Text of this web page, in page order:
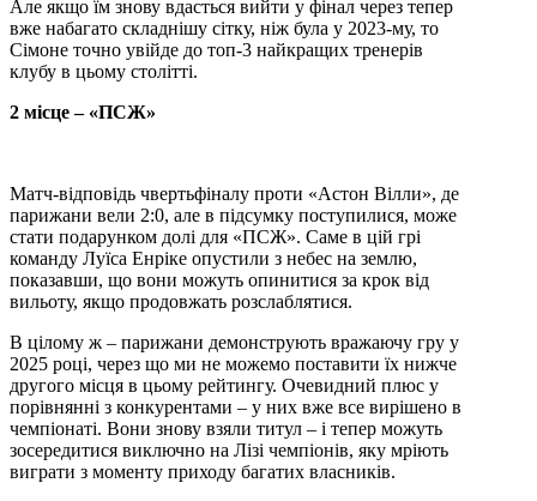
Але якщо їм знову вдасться вийти у фінал через тепер
вже набагато складнішу сітку, ніж була у 2023-му, то
Сімоне точно увійде до топ-3 найкращих тренерів
клубу в цьому столітті.
2 місце – «ПСЖ»
Матч-відповідь чвертьфіналу проти «Астон Вілли», де
парижани вели 2:0, але в підсумку поступилися, може
стати подарунком долі для «ПСЖ». Саме в цій грі
команду Луїса Енріке опустили з небес на землю,
показавши, що вони можуть опинитися за крок від
вильоту, якщо продовжать розслаблятися.
В цілому ж – парижани демонструють вражаючу гру у
2025 році, через що ми не можемо поставити їх нижче
другого місця в цьому рейтингу. Очевидний плюс у
порівнянні з конкурентами – у них вже все вирішено в
чемпіонаті. Вони знову взяли титул – і тепер можуть
зосередитися виключно на Лізі чемпіонів, яку мріють
виграти з моменту приходу багатих власників.